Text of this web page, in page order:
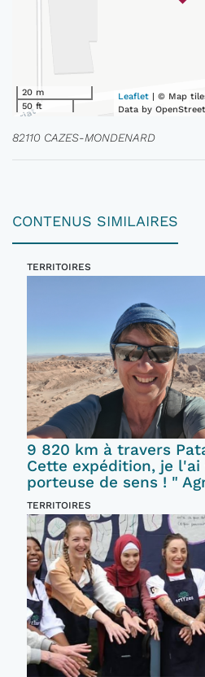
20 m
50 ft
Leaflet | © Map
Data by
82110 CAZES-MONDENARD
CONTENUS SIMILAIRES
TERRITOIRES
9 820 km à travers
Cette expédition, je
porteuse de sens ! "
TERRITOIRES